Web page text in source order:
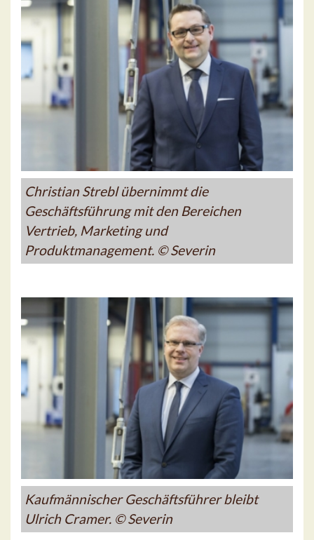
Christian Strebl übernimmt die
Geschäftsführung mit den Bereichen
Vertrieb, Marketing und
Produktmanagement. © Severin
Kaufmännischer Geschäftsführer bleibt
Ulrich Cramer. © Severin